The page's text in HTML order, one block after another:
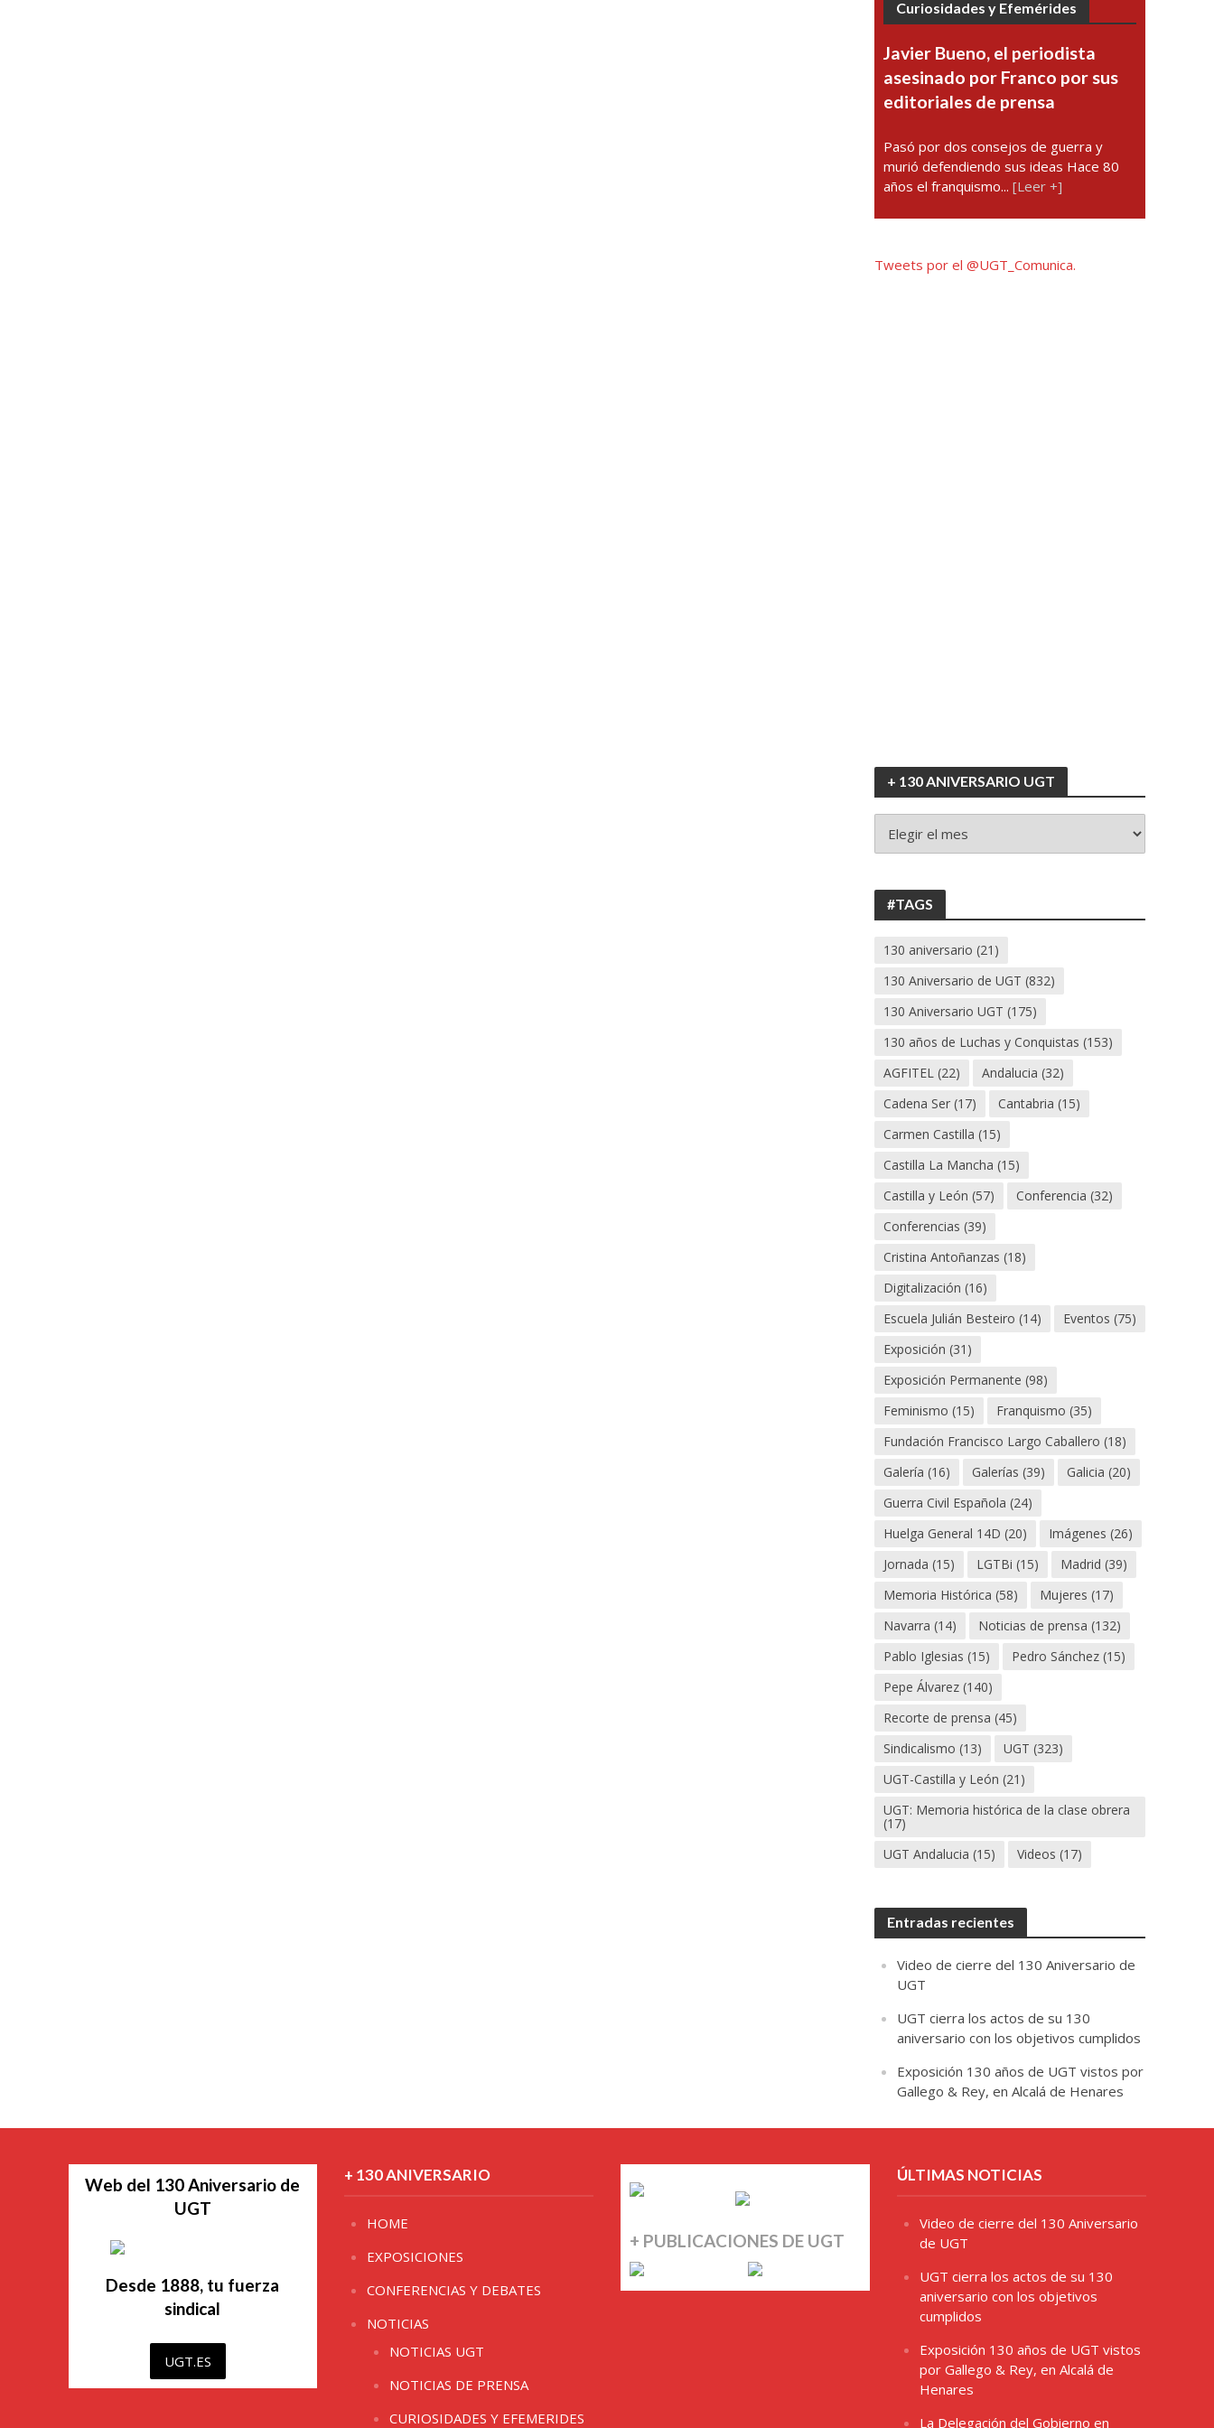
Curiosidades y Efemérides
Javier Bueno, el periodista
asesinado por Franco por sus
editoriales de prensa
Pasó por dos consejos de guerra y
murió defendiendo sus ideas Hace 80
años el franquismo...[Leer +]
Tweets por el @UGT_Comunica.
+ 130 ANIVERSARIO UGT
130
#TAGS
130 aniversario (21)
130 Aniversario de UGT (832)
130 Aniversario UGT (175)
130 años de Luchas y Conquistas (153)
AGFITEL (22) Andalucia (32)
Cadena Ser (17) Cantabria (15)
Carmen Castilla (15)
Castilla La Mancha (15)
Castilla y León (57) Conferencia (32)
Conferencias (39)
Cristina Antoñanzas (18)
Digitalización (16)
Escuela Julián Besteiro (14) Eventos (75)
Exposición (31)
Exposición Permanente (98)
Feminismo (15) Franquismo (35)
Fundación Francisco Largo Caballero (18)
Galería (16) Galerías (39) Galicia (20)
Guerra Civil Española (24)
Huelga General 14D (20) Imágenes (26)
Jornada (15) LGTBi (15) Madrid (39)
Memoria Histórica (58) Mujeres (17)
Navarra (14) Noticias de prensa (132)
Pablo Iglesias (15) Pedro Sánchez (15)
Pepe Álvarez (140)
Recorte de prensa (45)
Sindicalismo (13) UGT (323)
UGT-Castilla y León (21)
UGT: Memoria histórica de la clase obrera
(17)
UGT Andalucia (15) Videos (17)
Entradas recientes
Video de cierre del 130 Aniversario de
UGT
UGT cierra los actos de su 130
aniversario con los objetivos cumplidos
Exposición 130 años de UGT vistos por
Gallego & Rey, en Alcalá de Henares
Web del 130 Aniversario de
UGT
Desde 1888, tu fuerza
sindical
UGT.ES
+ 130 ANIVERSARIO
HOME
EXPOSICIONES
CONFERENCIAS Y DEBATES
NOTICIAS
NOTICIAS UGT
NOTICIAS DE PRENSA
CURIOSIDADES Y EFEMERIDES
+ PUBLICACIONES DE UGT
ÚLTIMAS NOTICIAS
Video de cierre del 130 Aniversario
de UGT
UGT cierra los actos de su 130
aniversario con los objetivos
cumplidos
Exposición 130 años de UGT vistos
por Gallego & Rey, en Alcalá de
Henares
La Delegación del Gobierno en